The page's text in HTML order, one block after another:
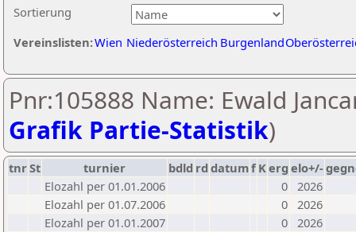
Sortierung
Vereinslisten:Wien Niederösterreich Burgenland
Pnr:105888 Name: Ewald
Grafik Partie-Statistik)
tnrSt turnier bdld rd datumf Kerg elo+/-
Elozahl per 01.01.2006
0 2026
Elozahl per 01.07.2006
0 2026
Elozahl per 01.01.2007
0 2026